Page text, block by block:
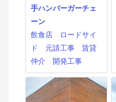
手ハンバーガーチェ
ーン
飲食店
ロードサイ
ド
元請工事
賃貸
仲介
開発工事